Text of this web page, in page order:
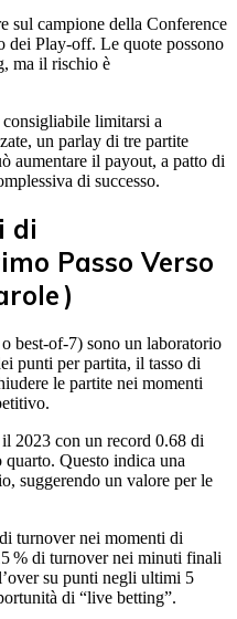
sul campione della Conference
Play‑off. Le quote possono
ma il rischio è
limitarsi a
un parlay di tre partite
aumentare il payout, a patto di
di successo.
di
Passo Verso
)
best‑of‑7) sono un laboratorio
punti per partita, il tasso di
le partite nei momenti
2023 con un record 0.68 di
Questo indica una
suggerendo un valore per le
turnover nei momenti di
% di turnover nei minuti finali
su punti negli ultimi 5
di “live betting”.